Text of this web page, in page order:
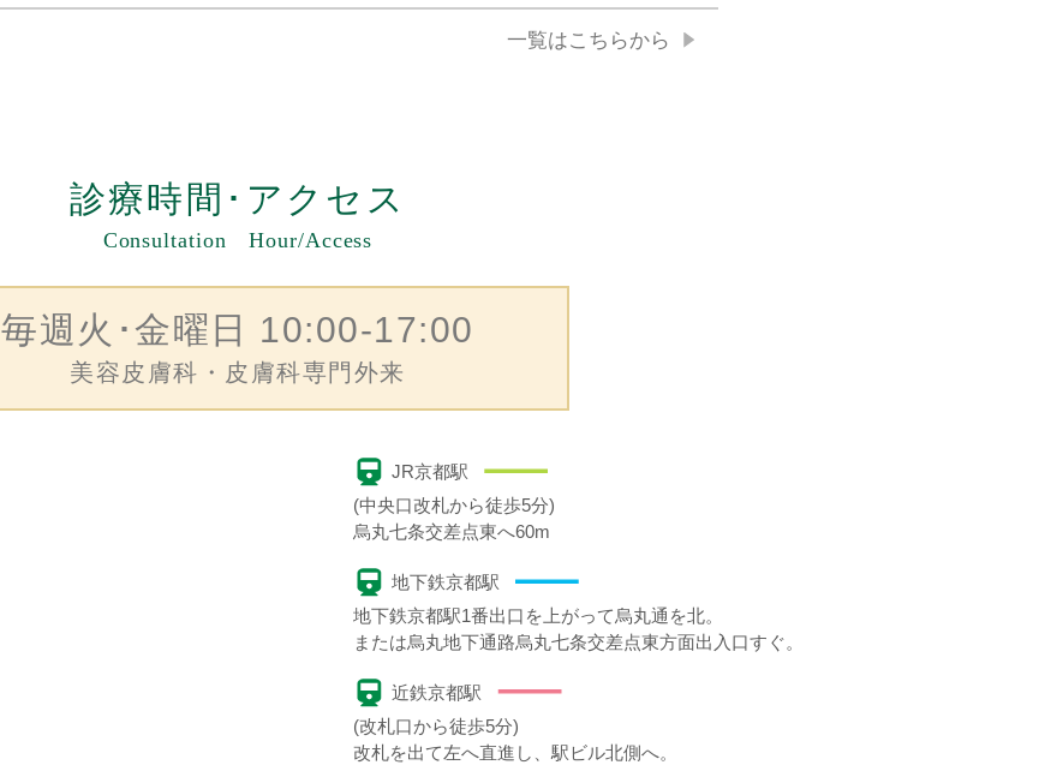
一覧はこちらから
診療時間･アクセス
Consultation Hour/Access
毎週火･金曜日 10:00-17:00
美容皮膚科・皮膚科専門外来
JR京都駅
(中央口改札から徒歩5分)
烏丸七条交差点東へ60m
地下鉄京都駅
地下鉄京都駅1番出口を上がって烏丸通を北。
または烏丸地下通路烏丸七条交差点東方面出入口すぐ。
近鉄京都駅
(改札口から徒歩5分)
改札を出て左へ直進し、駅ビル北側へ。